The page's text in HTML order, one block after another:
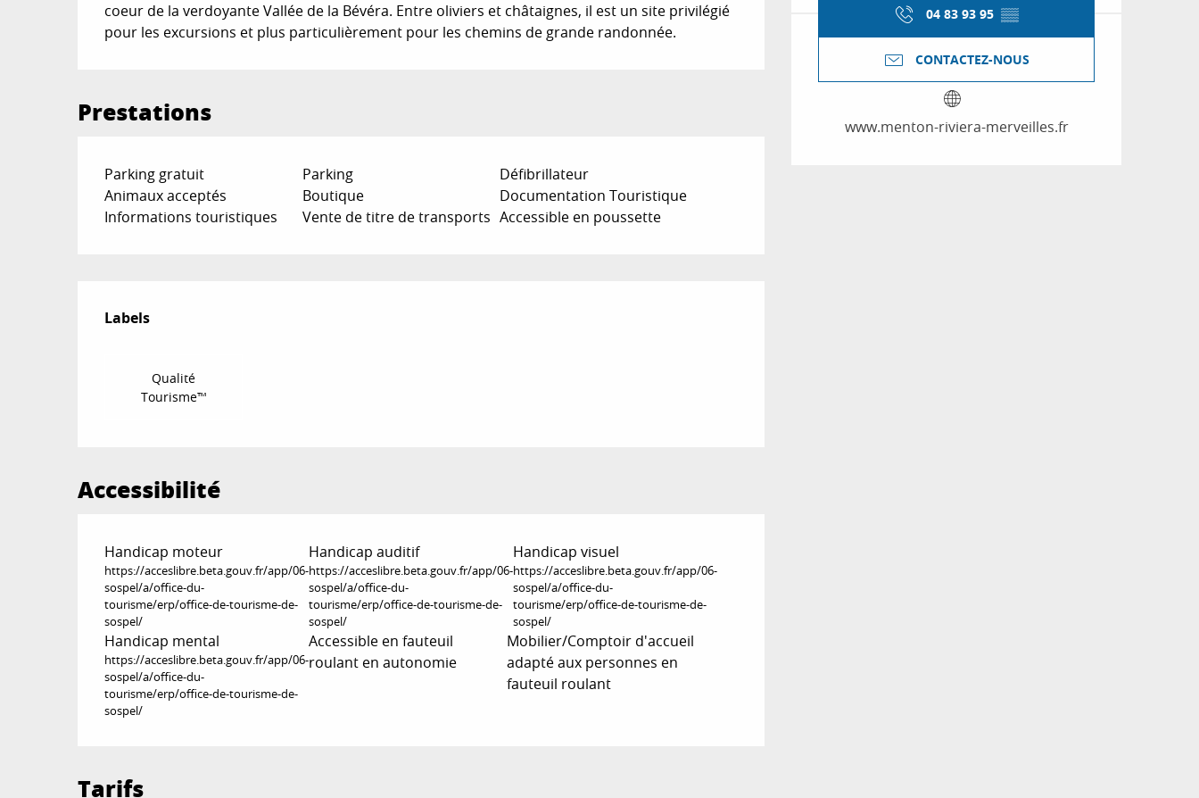
04 83 93 95 ▒▒
CONTACTEZ-NOUS
www.menton-riviera-merveilles.fr
coeur de la verdoyante Vallée de la Bévéra. Entre oliviers et châtaignes, il est un site privilégié
pour les excursions et plus particulièrement pour les chemins de grande randonnée.
Prestations
Parking gratuit Parking
Défibrillateur
Animaux acceptés
Boutique
Documentation Touristique
Informations touristiques
Vente de titre de transports Accessible en poussette
Offres de prestations
Labels
Labels
Qualité
Tourisme™
Accessibilité
Handicap moteur
https://acceslibre.beta.gouv.fr/app/06-
sospel/a/office-du-
tourisme/erp/office-de-tourisme-de-
sospel/
Handicap auditif
https://acceslibre.beta.gouv.fr/app/06-
sospel/a/office-du-
tourisme/erp/office-de-tourisme-de-
sospel/
Handicap visuel
https://acceslibre.beta.gouv.fr/app/06-
sospel/a/office-du-
tourisme/erp/office-de-tourisme-de-
sospel/
Handicap mental
https://acceslibre.beta.gouv.fr/app/06-
sospel/a/office-du-
tourisme/erp/office-de-tourisme-de-
sospel/
Accessible en fauteuil
roulant en autonomie
Mobilier/Comptoir d'accueil
adapté aux personnes en
fauteuil roulant
Tarifs